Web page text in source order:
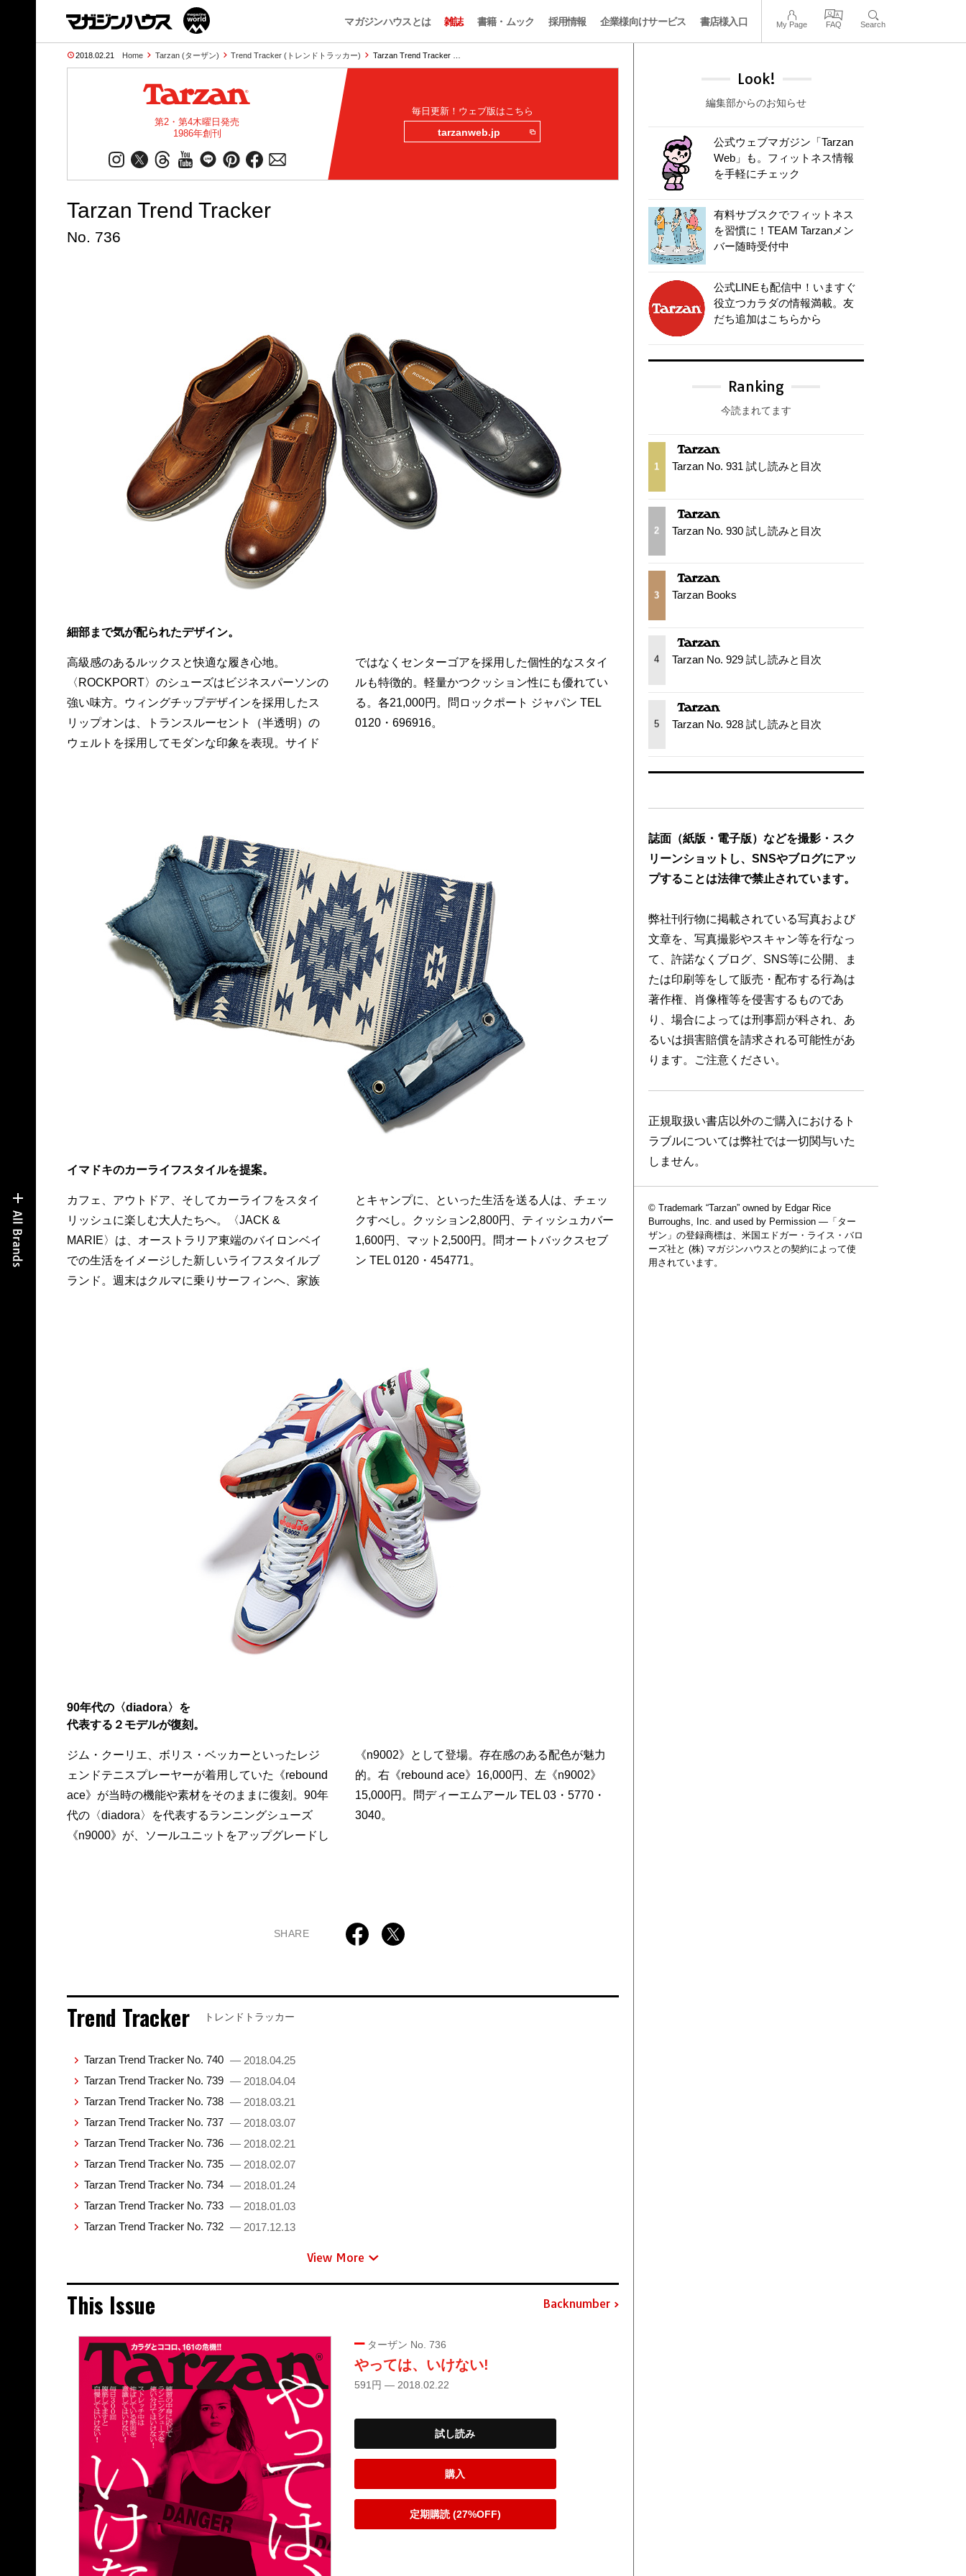
マガジンハウスとは 雑誌 書籍・ムック 採用情報 企業様向けサービス 書店様入口 My Page FAQ Search
2018.02.21 Home Tarzan (ターザン) Trend Tracker (トレンドトラッカー) Tarzan Trend Tracker …
第2・第4木曜日発売
1986年創刊
毎日更新！ウェブ版はこちら
tarzanweb.jp
Tarzan Trend Tracker
No. 736
細部まで気が配られたデザイン。
高級感のあるルックスと快適な履き心地。
〈ROCKPORT〉のシューズはビジネスパーソンの
強い味方。ウィングチップデザインを採用したス
リップオンは、トランスルーセント（半透明）の
ウェルトを採用してモダンな印象を表現。サイド
ではなくセンターゴアを採用した個性的なスタイ
ルも特徴的。軽量かつクッション性にも優れてい
る。各21,000円。問ロックポート ジャパン TEL
0120・696916。
イマドキのカーライフスタイルを提案。
カフェ、アウトドア、そしてカーライフをスタイ
リッシュに楽しむ大人たちへ。〈JACK &
MARIE〉は、オーストラリア東端のバイロンベイ
での生活をイメージした新しいライフスタイルブ
ランド。週末はクルマに乗りサーフィンへ、家族
とキャンプに、といった生活を送る人は、チェッ
クすべし。クッション2,800円、ティッシュカバー
1,600円、マット2,500円。問オートバックスセブ
ン TEL 0120・454771。
90年代の〈diadora〉を
代表する２モデルが復刻。
ジム・クーリエ、ボリス・ベッカーといったレジ
ェンドテニスプレーヤーが着用していた《rebound
ace》が当時の機能や素材をそのままに復刻。90年
代の〈diadora〉を代表するランニングシューズ
《n9000》が、ソールユニットをアップグレードし
《n9002》として登場。存在感のある配色が魅力
的。右《rebound ace》16,000円、左《n9002》
15,000円。問ディーエムアール TEL 03・5770・
3040。
SHARE
Trend Tracker トレンドトラッカー
Tarzan Trend Tracker No. 740 — 2018.04.25
Tarzan Trend Tracker No. 739 — 2018.04.04
Tarzan Trend Tracker No. 738 — 2018.03.21
Tarzan Trend Tracker No. 737 — 2018.03.07
Tarzan Trend Tracker No. 736 — 2018.02.21
Tarzan Trend Tracker No. 735 — 2018.02.07
Tarzan Trend Tracker No. 734 — 2018.01.24
Tarzan Trend Tracker No. 733 — 2018.01.03
Tarzan Trend Tracker No. 732 — 2017.12.13
View More
This Issue Backnumber
ターザン No. 736
やっては、いけない!
591円 — 2018.02.22
試し読み
購入
定期購読 (27%OFF)
Look!
編集部からのお知らせ
公式ウェブマガジン「Tarzan
Web」も。フィットネス情報
を手軽にチェック
有料サブスクでフィットネス
を習慣に！TEAM Tarzanメン
バー随時受付中
公式LINEも配信中！いますぐ
役立つカラダの情報満載。友
だち追加はこちらから
Ranking
今読まれてます
1 Tarzan No. 931 試し読みと目次
2 Tarzan No. 930 試し読みと目次
3 Tarzan Books
4 Tarzan No. 929 試し読みと目次
5 Tarzan No. 928 試し読みと目次
誌面（紙版・電子版）などを撮影・スク
リーンショットし、SNSやブログにアッ
プすることは法律で禁止されています。
弊社刊行物に掲載されている写真および
文章を、写真撮影やスキャン等を行なっ
て、許諾なくブログ、SNS等に公開、ま
たは印刷等をして販売・配布する行為は
著作権、肖像権等を侵害するものであ
り、場合によっては刑事罰が科され、あ
るいは損害賠償を請求される可能性があ
ります。ご注意ください。
正規取扱い書店以外のご購入におけるト
ラブルについては弊社では一切関与いた
しません。
© Trademark “Tarzan” owned by Edgar Rice
Burroughs, Inc. and used by Permission —「ター
ザン」の登録商標は、米国エドガー・ライス・バロ
ーズ社と (株) マガジンハウスとの契約によって使
用されています。